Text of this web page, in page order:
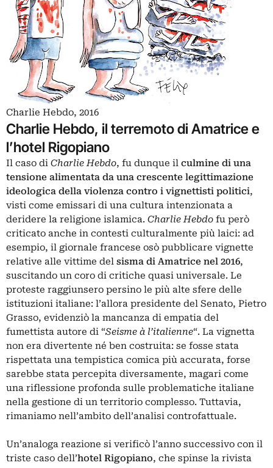
Charlie Hebdo, 2016
Charlie Hebdo, il terremoto di Amatrice e
l’hotel Rigopiano
Il caso di Charlie Hebdo, fu dunque il culmine di una
tensione alimentata da una crescente legittimazione
ideologica della violenza contro i vignettisti politici,
visti come emissari di una cultura intenzionata a
deridere la religione islamica. Charlie Hebdo fu però
criticato anche in contesti culturalmente più laici: ad
esempio, il giornale francese osò pubblicare vignette
relative alle vittime del sisma di Amatrice nel 2016,
suscitando un coro di critiche quasi universale. Le
proteste raggiunsero persino le più alte sfere delle
istituzioni italiane: l’allora presidente del Senato, Pietro
Grasso, evidenziò la mancanza di empatia del
fumettista autore di “Seisme à l’italienne“. La vignetta
non era divertente né ben costruita: se fosse stata
rispettata una tempistica comica più accurata, forse
sarebbe stata percepita diversamente, magari come
una riflessione profonda sulle problematiche italiane
nella gestione di un territorio complesso. Tuttavia,
rimaniamo nell’ambito dell’analisi controfattuale.
Un’analoga reazione si verificò l’anno successivo con il
triste caso dell’hotel Rigopiano, che spinse la rivista